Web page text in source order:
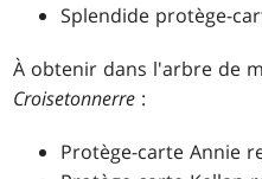
Splendide protège-
À obtenir dans l'arbre de
Croisetonnerre :
Protège-carte Annie